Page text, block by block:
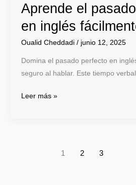
Aprende el
en inglés
Oualid Cheddadi / junio 12, 2025
Domina el pasado perfecto en
seguro al hablar. Este tiempo
Leer más »
1 2 3